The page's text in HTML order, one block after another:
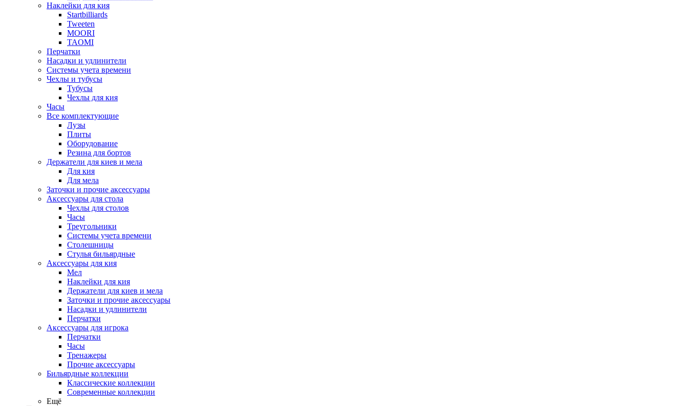
Наклейки для кия
Startbilliards
Tweeten
MOORI
TAOMI
Перчатки
Насадки и удлинители
Системы учета времени
Чехлы и тубусы
Тубусы
Чехлы для кия
Часы
Все комплектующие
Лузы
Плиты
Оборудование
Резина для бортов
Держатели для киев и мела
Для кия
Для мела
Заточки и прочие аксессуары
Аксессуары для стола
Чехлы для столов
Часы
Треугольники
Системы учета времени
Столешницы
Стулья бильярдные
Аксессуары для кия
Мел
Наклейки для кия
Держатели для киев и мела
Заточки и прочие аксессуары
Насадки и удлинители
Перчатки
Аксессуары для игрока
Перчатки
Часы
Тренажеры
Прочие аксессуары
Бильярдные коллекции
Классические коллекции
Современные коллекции
Ещё